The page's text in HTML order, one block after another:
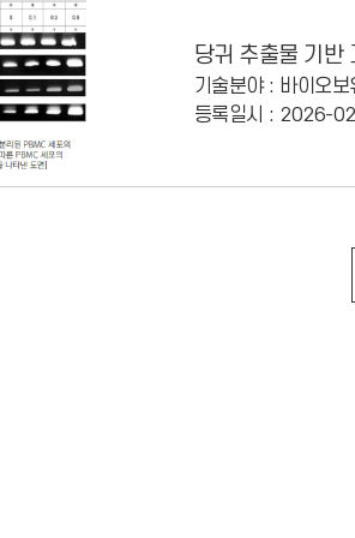
당귀 추출물 기반
기술분야 : 바이오
등록일시 : 2026-